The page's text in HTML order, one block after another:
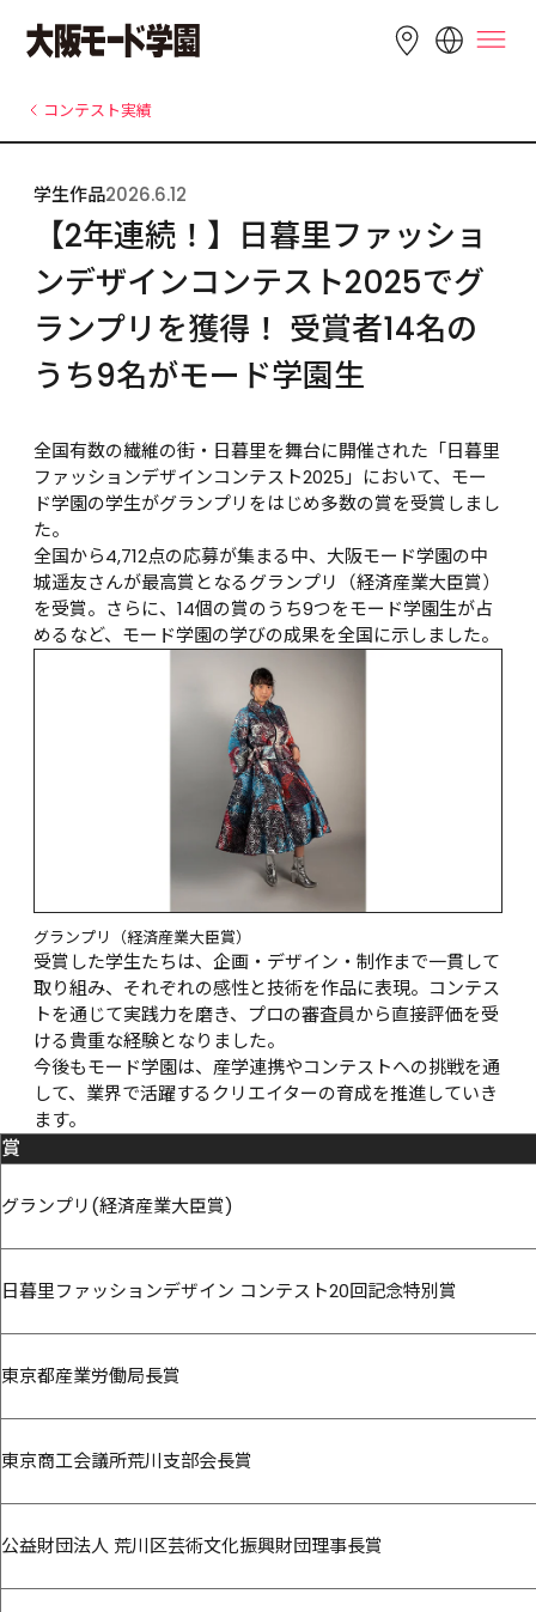
English 简体中文 繁體中文
한국어 Tiếng Việt
Indonesia
コンテスト実績
学生作品2026.6.12
【2年連続！】日暮里ファッショ
ンデザインコンテスト2025でグ
ランプリを獲得！ 受賞者14名の
うち9名がモード学園生
全国有数の繊維の街・日暮里を舞台に開催された「日暮里
ファッションデザインコンテスト2025」において、モー
ド学園の学生がグランプリをはじめ多数の賞を受賞しまし
た。
全国から4,712点の応募が集まる中、大阪モード学園の中
城遥友さんが最高賞となるグランプリ（経済産業大臣賞）
を受賞。さらに、14個の賞のうち9つをモード学園生が占
めるなど、モード学園の学びの成果を全国に示しました。
グランプリ（経済産業大臣賞）
受賞した学生たちは、企画・デザイン・制作まで一貫して
取り組み、それぞれの感性と技術を作品に表現。コンテス
トを通じて実践力を磨き、プロの審査員から直接評価を受
ける貴重な経験となりました。
今後もモード学園は、産学連携やコンテストへの挑戦を通
して、業界で活躍するクリエイターの育成を推進していき
ます。
賞
グランプリ(経済産業大臣賞)
日暮里ファッションデザイン コンテスト20回記念特別賞
東京都産業労働局長賞
東京商工会議所荒川支部会長賞
公益財団法人 荒川区芸術文化振興財団理事長賞